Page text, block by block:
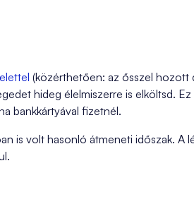
(közérthetően: az ősszel
hideg élelmiszerre is elköltsd.
bankkártyával fizetnél.
is volt hasonló átmeneti időszak. A